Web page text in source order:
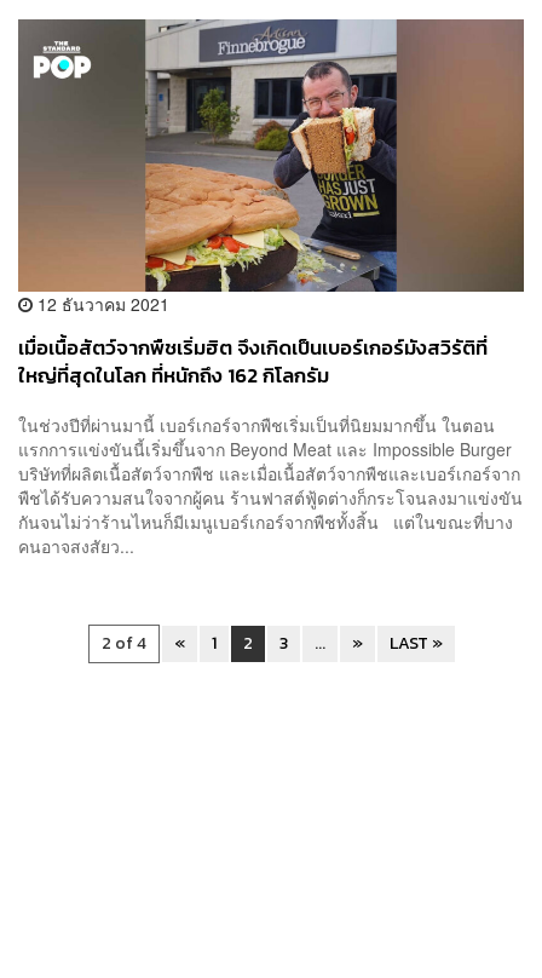
12 ธันวาคม 2021
เมื่อเนื้อสัตว์จากพืชเริ่มฮิต จึงเกิดเป็นเบอร์เกอร์มังสวิรัติที่
ใหญ่ที่สุดในโลก ที่หนักถึง 162 กิโลกรัม
ในช่วงปีที่ผ่านมานี้ เบอร์เกอร์จากพืชเริ่มเป็นที่นิยมมากขึ้น ในตอน
แรกการแข่งขันนี้เริ่มขึ้นจาก Beyond Meat และ Impossible Burger
บริษัทที่ผลิตเนื้อสัตว์จากพืช และเมื่อเนื้อสัตว์จากพืชและเบอร์เกอร์จาก
พืชได้รับความสนใจจากผู้คน ร้านฟาสต์ฟู้ดต่างก็กระโจนลงมาแข่งขัน
กันจนไม่ว่าร้านไหนก็มีเมนูเบอร์เกอร์จากพืชทั้งสิ้น แต่ในขณะที่บาง
คนอาจสงสัยว...
2 of 4 « 1 2 3 ... » LAST »